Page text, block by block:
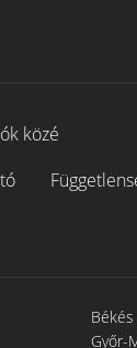
közé
Győr-